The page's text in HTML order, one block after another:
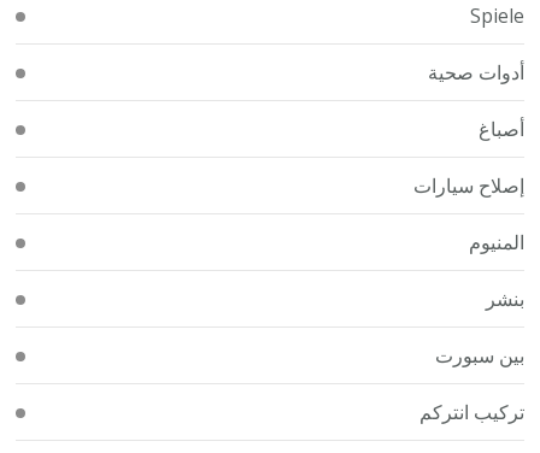
Spiele
أدوات صحية
أصباغ
إصلاح سيارات
المنيوم
بنشر
بين سبورت
تركيب انتركم